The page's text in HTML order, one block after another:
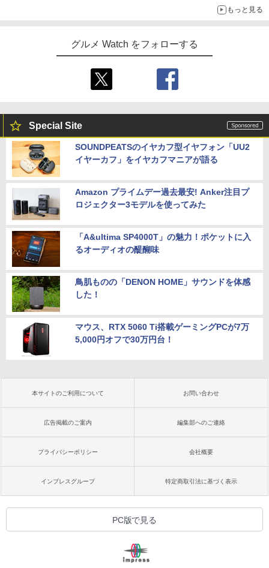
もっと見る
グルメ Watch をフォローする
Special Site
SOUNDPEATSのイヤカフ型イヤフォン「UU2
イヤーカフ」をイヤカフマニアが語る
Amazon プライムデー過去最安! Anker注目プ
ロジェクター3モデルを使ってみた
「A&ultima SP4000T」の魅力！ポケットに入
るオーディオの醍醐味
鳥肌ものの「DENON HOME」サウンドを体感
した！
マウス、RTX 5060 Ti搭載ゲーミングPCが7万
5,000円オフで30万円台！
本サイトのご利用について お問い合わせ
広告掲載のご案内 編集部へのご連絡
プライバシーポリシー 会社概要
インプレスグループ 特定商取引法に基づく表示
PC版で見る